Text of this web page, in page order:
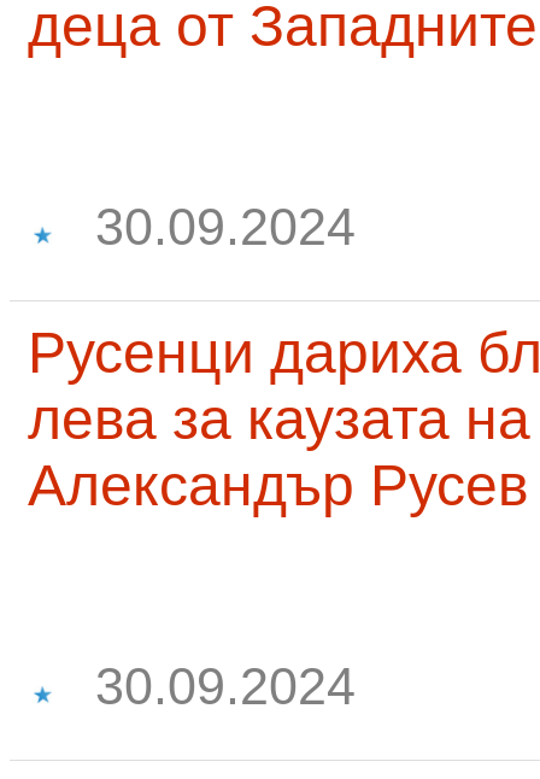
деца от
30.09.2024
Русенци дариха
лева за каузата
Александър Русев
30.09.2024